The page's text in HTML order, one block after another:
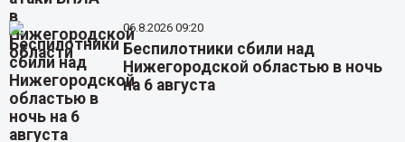
06.8.2026 09:20
Беспилотники сбили над
Нижегородской областью в ночь
на 6 августа